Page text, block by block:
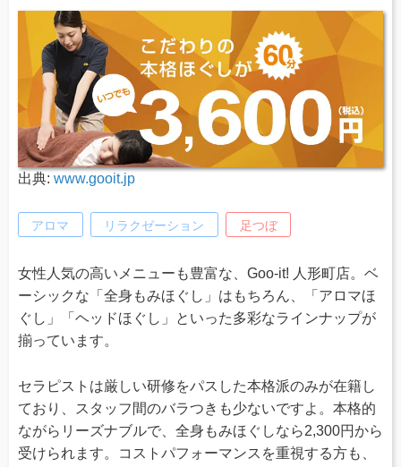
出典: www.gooit.jp
アロマ リラクゼーション 足つぼ
女性人気の高いメニューも豊富な、Goo-it! 人形町店。ベ
ーシックな「全身もみほぐし」はもちろん、「アロマほ
ぐし」「ヘッドほぐし」といった多彩なラインナップが
揃っています。
セラピストは厳しい研修をパスした本格派のみが在籍し
ており、スタッフ間のバラつきも少ないですよ。本格的
ながらリーズナブルで、全身もみほぐしなら2,300円から
受けられます。コストパフォーマンスを重視する方も、